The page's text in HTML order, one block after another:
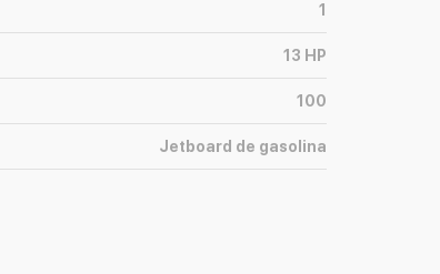
1
13 HP
100
Jetboard de gasolina